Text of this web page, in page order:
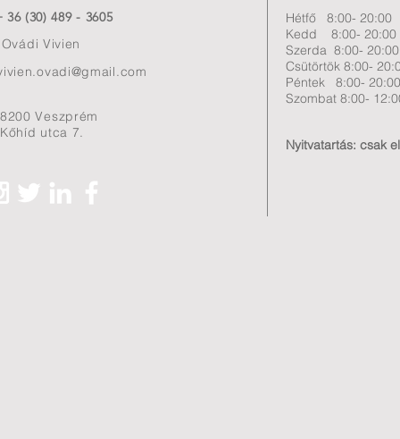
8200 Veszprém
Kőhíd utca 7.
36 (30) 489 - 3605
Ovádi Vivien
Hétfő 8:00- 20:00
Kedd 8:00- 20:00
Szerda 8:00- 20:00
Csütörtök 8:00-
Péntek 8:00- 20:00
Szombat 8:00-
Nyitvatartás: csak